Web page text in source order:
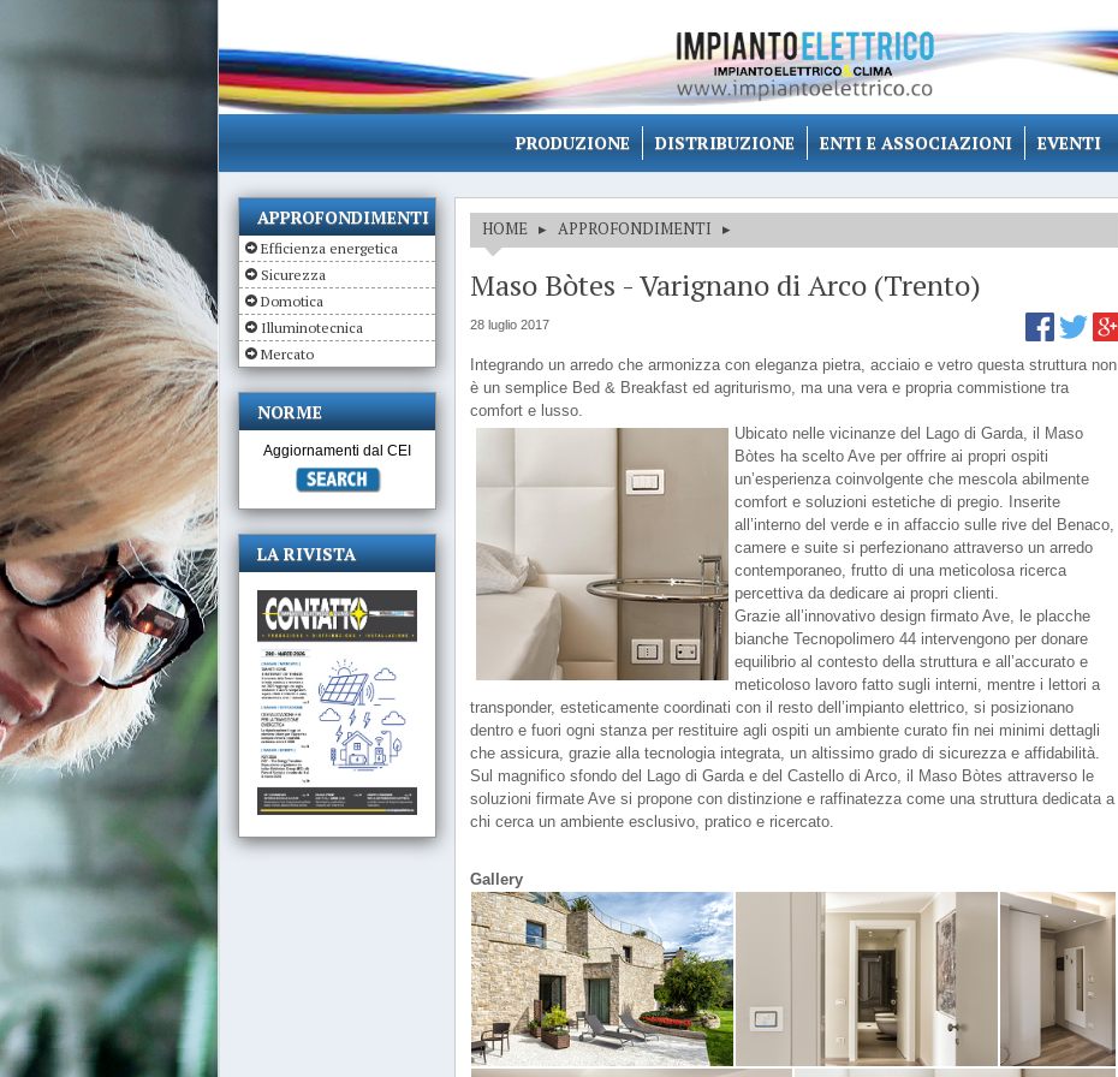
PRODUZIONE DISTRIBUZIONE ENTI E ASSOCIAZIONI EVENTI
HOME ▸APPROFONDIMENTI ▸
Maso Bòtes - Varignano di Arco (Trento)
28 luglio 2017
Integrando un arredo che armonizza con eleganza pietra, acciaio e vetro questa struttura non
è un semplice Bed & Breakfast ed agriturismo, ma una vera e propria commistione tra
comfort e lusso.
Ubicato nelle vicinanze del Lago di Garda, il Maso
Bòtes ha scelto Ave per offrire ai propri ospiti
un’esperienza coinvolgente che mescola abilmente
comfort e soluzioni estetiche di pregio. Inserite
all’interno del verde e in affaccio sulle rive del Benaco,
camere e suite si perfezionano attraverso un arredo
contemporaneo, frutto di una meticolosa ricerca
percettiva da dedicare ai propri clienti.
Grazie all’innovativo design firmato Ave, le placche
bianche Tecnopolimero 44 intervengono per donare
equilibrio al contesto della struttura e all’accurato e
meticoloso lavoro fatto sugli interni, mentre i lettori a
transponder, esteticamente coordinati con il resto dell’impianto elettrico, si posizionano
dentro e fuori ogni stanza per restituire agli ospiti un ambiente curato fin nei minimi dettagli
che assicura, grazie alla tecnologia integrata, un altissimo grado di sicurezza e affidabilità.
Sul magnifico sfondo del Lago di Garda e del Castello di Arco, il Maso Bòtes attraverso le
soluzioni firmate Ave si propone con distinzione e raffinatezza come una struttura dedicata a
chi cerca un ambiente esclusivo, pratico e ricercato.
Gallery
APPROFONDIMENTI
Efficienza energetica
Sicurezza
Domotica
Illuminotecnica
Mercato
NORME
Aggiornamenti dal CEI
LA RIVISTA